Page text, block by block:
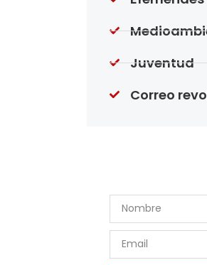
Juventud
Correo